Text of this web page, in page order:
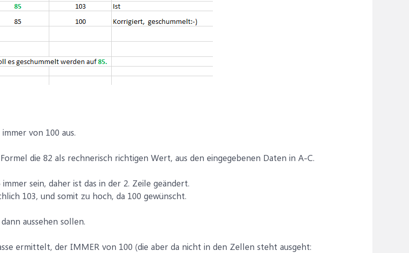
von 100 aus.
die 82 als rechnerisch richtigen Wert, aus den eingegebenen Daten in A-C.
sein, daher ist das in der 2. Zeile geändert.
103, und somit zu hoch, da 100 gewünscht.
aussehen sollen.
ermittelt, der IMMER von 100 (die aber da nicht in den Zellen steht ausgeht: